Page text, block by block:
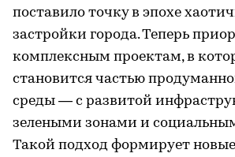
поставило точку в эпохе
застройки города. Теперь
комплексным проектам, в
становится частью
среды — с развитой
зелеными зонами и
Такой подход формирует